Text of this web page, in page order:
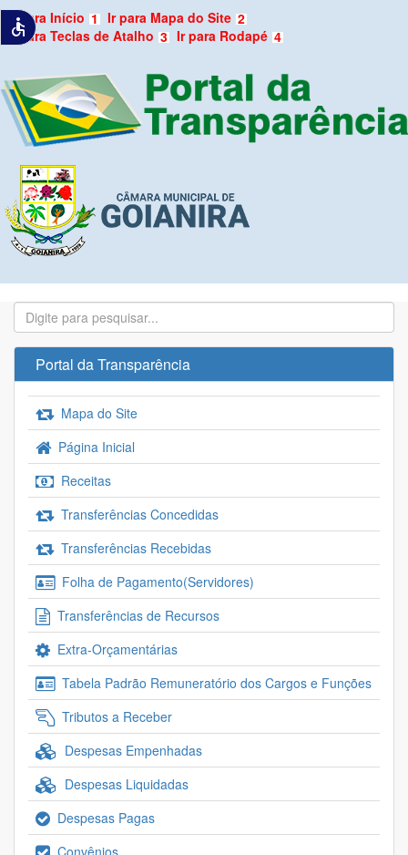
accessibleIr para Início 1 Ir para Mapa do Site 2
Ir para Teclas de Atalho 3 Ir para Rodapé 4
Portal da Transparência
Mapa do Site
Página Inicial
Receitas
Transferências Concedidas
Transferências Recebidas
Folha de Pagamento(Servidores)
Transferências de Recursos
Extra-Orçamentárias
Tabela Padrão Remuneratório dos Cargos e Funções
Tributos a Receber
Despesas Empenhadas
Despesas Liquidadas
Despesas Pagas